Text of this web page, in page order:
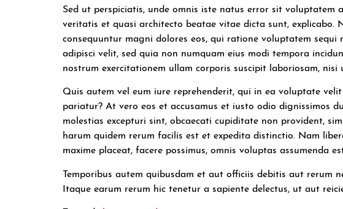
Sed ut perspiciatis, unde omnis iste natus error sit
veritatis et quasi architecto beatae vitae dicta sunt,
consequuntur magni dolores eos, qui ratione voluptatem
adipisci velit, sed quia non numquam eius modi tempora
nostrum exercitationem ullam corporis suscipit laboriosam,
Quis autem vel eum iure reprehenderit, qui in ea voluptate
pariatur? At vero eos et accusamus et iusto odio dignissimos
molestias excepturi sint, obcaecati cupiditate non provident,
harum quidem rerum facilis est et expedita distinctio. Nam
maxime placeat, facere possimus, omnis voluptas assumenda
Temporibus autem quibusdam et aut officiis debitis aut rerum
Itaque earum rerum hic tenetur a sapiente delectus, ut aut